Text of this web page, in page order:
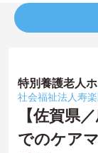
特別養護老人
社会福祉法人寿楽
【佐賀県
でのケア